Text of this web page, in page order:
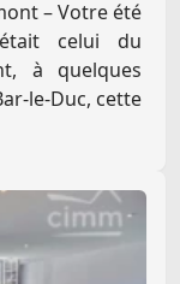
– Votre été
celui du
à quelques
le-Duc, cette